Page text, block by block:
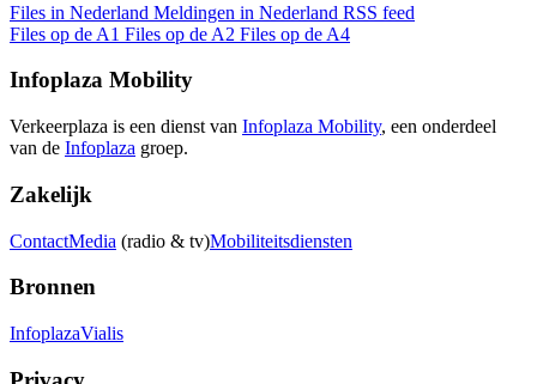
Files in Nederland Meldingen in Nederland RSS feed
Files op de A1 Files op de A2 Files op de A4
Infoplaza Mobility
Verkeerplaza is een dienst van Infoplaza Mobility, een onderdeel
van de Infoplaza groep.
Zakelijk
ContactMedia (radio & tv)Mobiliteitsdiensten
Bronnen
InfoplazaVialis